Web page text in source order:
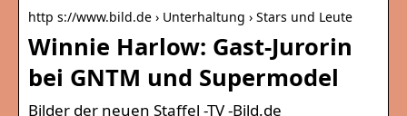
http s://www.bild.de › Unterhaltung › Stars und Leute
Winnie Harlow: Gast-Jurorin
bei GNTM und Supermodel
Bilder der neuen Staffel -TV -Bild.de